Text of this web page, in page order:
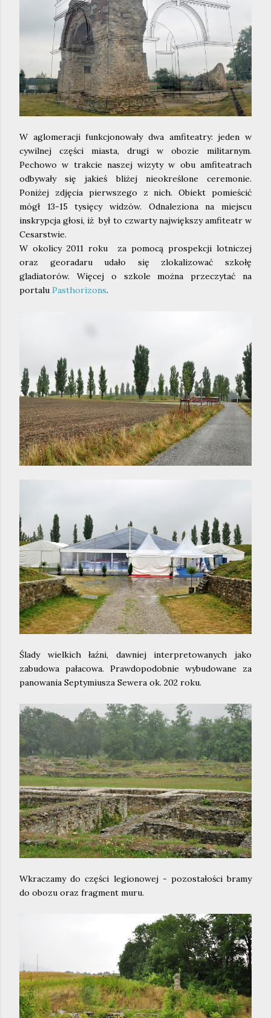
W aglomeracji funkcjonowały dwa amfiteatry: jeden w
cywilnej części miasta, drugi w obozie militarnym.
Pechowo w trakcie naszej wizyty w obu amfiteatrach
odbywały się jakieś bliżej nieokreślone ceremonie.
Poniżej zdjęcia pierwszego z nich. Obiekt pomieścić
mógł 13-15 tysięcy widzów. Odnaleziona na miejscu
inskrypcja głosi, iż był to czwarty największy amfiteatr w
Cesarstwie.
W okolicy 2011 roku za pomocą prospekcji lotniczej
oraz georadaru udało się zlokalizować szkołę
gladiatorów. Więcej o szkole można przeczytać na
portalu Pasthorizons.
Ślady wielkich łaźni, dawniej interpretowanych jako
zabudowa pałacowa. Prawdopodobnie wybudowane za
panowania Septymiusza Sewera ok. 202 roku.
Wkraczamy do części legionowej - pozostałości bramy
do obozu oraz fragment muru.